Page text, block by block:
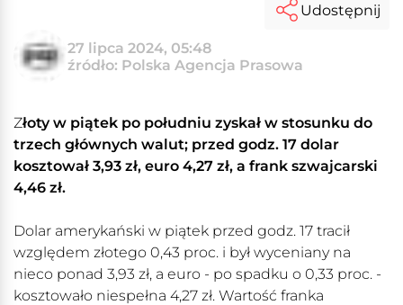
27 lipca 2024, 05:48
źródło: Polska Agencja Prasowa
Udostępnij
Złoty w piątek po południu zyskał w stosunku do
trzech głównych walut; przed godz. 17 dolar
kosztował 3,93 zł, euro 4,27 zł, a frank szwajcarski
4,46 zł.
Dolar amerykański w piątek przed godz. 17 tracił
względem złotego 0,43 proc. i był wyceniany na
nieco ponad 3,93 zł, a euro - po spadku o 0,33 proc. -
kosztowało niespełna 4,27 zł. Wartość franka